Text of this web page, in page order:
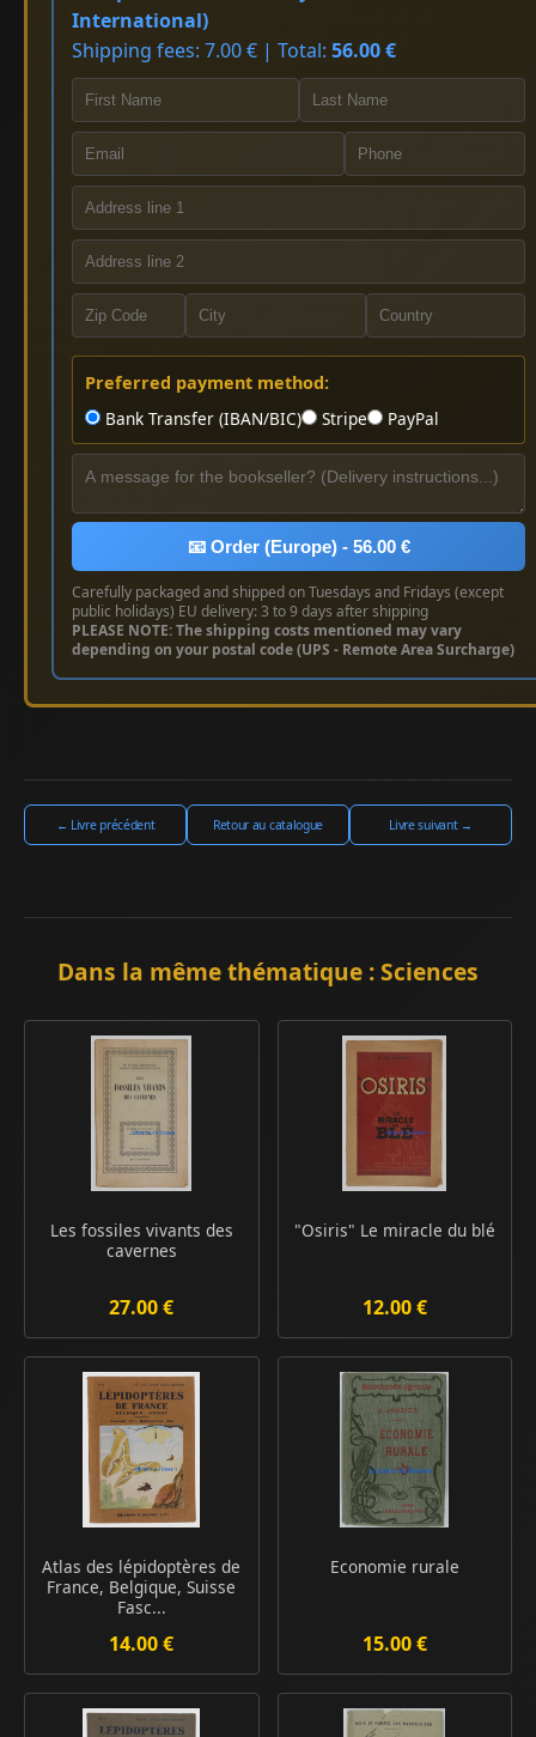
International)
Shipping fees: 7.00 € | Total: 56.00 €
Preferred payment method:
Bank Transfer (IBAN/BIC)
Stripe PayPal
📧 Order (Europe) - 56.00 €
Carefully packaged and shipped on Tuesdays and Fridays (except
public holidays) EU delivery: 3 to 9 days after shipping
PLEASE NOTE: The shipping costs mentioned may vary
depending on your postal code (UPS - Remote Area Surcharge)
← Livre précédent Retour au catalogue Livre suivant →
Dans la même thématique : Sciences
Les fossiles vivants des
cavernes
27.00 €
"Osiris" Le miracle du blé
12.00 €
Atlas des lépidoptères de
France, Belgique, Suisse
Fasc...
14.00 €
Economie rurale
15.00 €